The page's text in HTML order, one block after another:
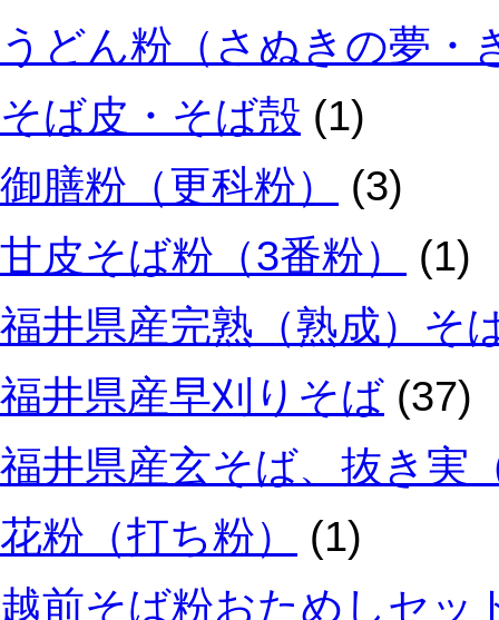
うどん粉（さぬきの夢・
そば皮・そば殻 (1)
御膳粉（更科粉）
(3)
甘皮そば粉（3番粉）
(1)
福井県産完熟（熟成）そ
福井県産早刈りそば (37)
福井県産玄そば、抜き実
花粉（打ち粉）
(1)
越前そば粉おためしセッ